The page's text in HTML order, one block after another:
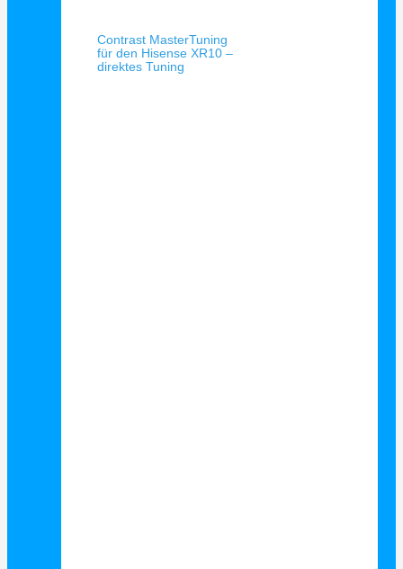
Contrast MasterTuning
für den Hisense XR10 –
direktes Tuning